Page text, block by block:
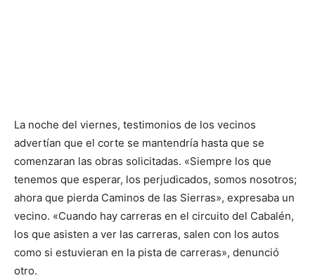
La noche del viernes, testimonios de los vecinos
advertían que el corte se mantendría hasta que se
comenzaran las obras solicitadas. «Siempre los que
tenemos que esperar, los perjudicados, somos nosotros;
ahora que pierda Caminos de las Sierras», expresaba un
vecino. «Cuando hay carreras en el circuito del Cabalén,
los que asisten a ver las carreras, salen con los autos
como si estuvieran en la pista de carreras», denunció
otro.